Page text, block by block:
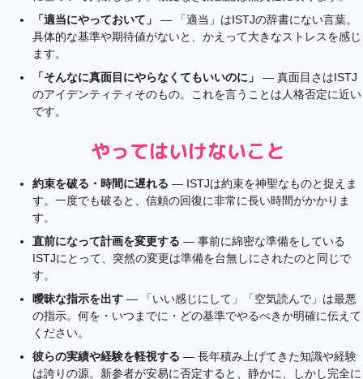
「適当にやっておいて」
— 「適当」はISTJの辞書にない言葉。
具体的な基準や期待値がないと、かえって大きなストレスを感じ
ます。
「そんなに真面目にやらなくてもいいのに」
— 真面目さはISTJ
のアイデンティティそのもの。これを言うことは人格否定に近い
です。
やってはいけないこと
約束を破る・時間に遅れる — ISTJは約束を神聖なものと捉えま
す。一度でも破ると、信頼の回復に非常に長い時間がかかりま
す。
直前になって計画を変更する — 事前に綿密な準備をしている
ISTJにとって、突然の変更は準備を台無しにされたのと同じで
す。
曖昧な指示を出す — 「いい感じにして」「空気読んで」は最悪
の指示。何を・いつまでに・どの基準でやるべきか明確に伝えて
ください。
彼らの実績や経験を軽視する — 長年積み上げてきた知識や経験
は誇りの源。新参者が安易に否定すると、静かに、しかし完全に